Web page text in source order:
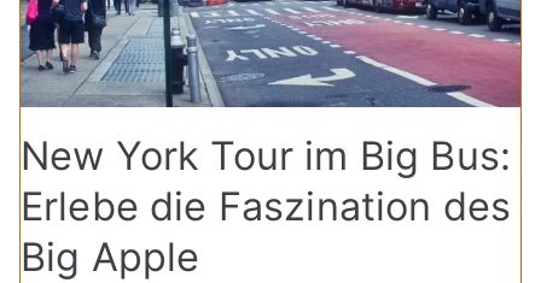
New York Tour im Big Bus:
Erlebe die Faszination des
Big Apple